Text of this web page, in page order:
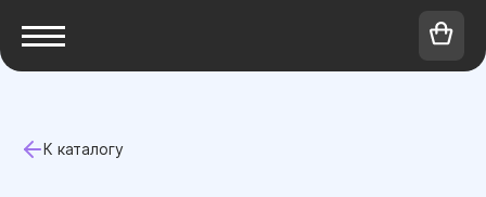
К каталогу